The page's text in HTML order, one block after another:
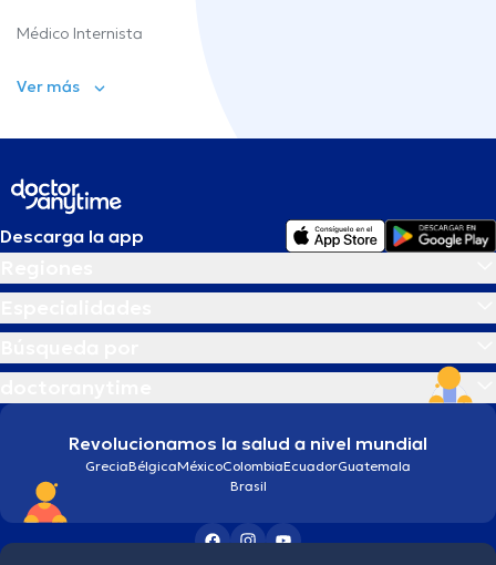
Médico Internista
Ver más
Descarga la app
Revolucionamos la salud a nivel mundial
GreciaBélgicaMéxicoColombiaEcuadorGuatemala
Brasil